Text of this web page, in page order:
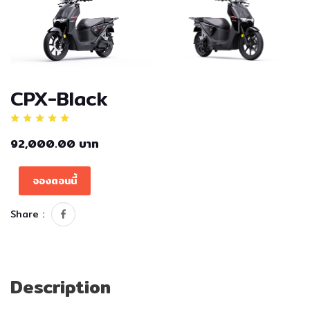
CPX-Black
92,000.00 บาท
จองตอนนี้
Share :
Description